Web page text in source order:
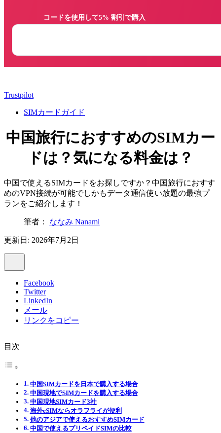
Trustpilot
SIMカードガイド
中国旅行におすすめのSIMカー
ドは？気になる料金は？
中国で使えるSIMカードをお探しですか？中国旅行におすす
めのVPN接続が可能でしかもデータ通信使い放題の最強プ
ランをご紹介します！
筆者： ななみ Nanami
更新日: 2026年7月2日
Facebook
Twitter
LinkedIn
メール
リンクをコピー
目次
中国SIMカードを日本で購入する場合
中国現地でSIMカードを購入する場合
中国現地SIMカード3社
海外eSIMならオラフライが便利
他のアジアで使えるおすすめSIMカード
中国で使えるプリペイドSIMの比較